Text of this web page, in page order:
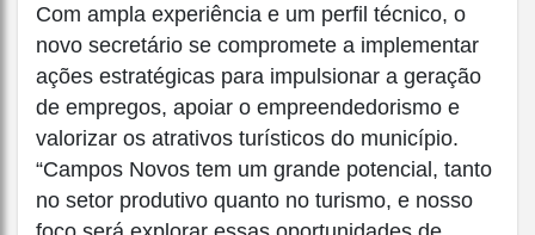
Com ampla experiência e um perfil técnico, o
novo secretário se compromete a implementar
ações estratégicas para impulsionar a geração
de empregos, apoiar o empreendedorismo e
valorizar os atrativos turísticos do município.
“Campos Novos tem um grande potencial, tanto
no setor produtivo quanto no turismo, e nosso